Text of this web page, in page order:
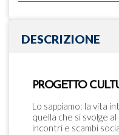
DESCRIZIONE
PROGETTO
Lo sappiamo: la vita
quella che si svolge
incontri e scambi